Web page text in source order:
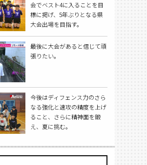
会でベスト4に入ることを目
標に掲げ、5年ぶりとなる県
大会出場を目指す。
最後に大会があると信じて頑
張りたい。
今後はディフェンス力のさら
なる強化と速攻の精度を上げ
ること、さらに精神面を鍛
え、夏に挑む。